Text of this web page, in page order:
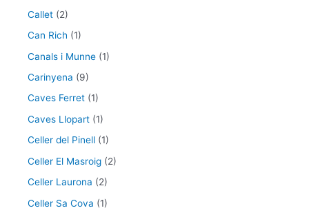
Callet (2)
Can Rich (1)
Canals i Munne (1)
Carinyena (9)
Caves Ferret (1)
Caves Llopart (1)
Celler del Pinell (1)
Celler El Masroig (2)
Celler Laurona (2)
Celler Sa Cova (1)